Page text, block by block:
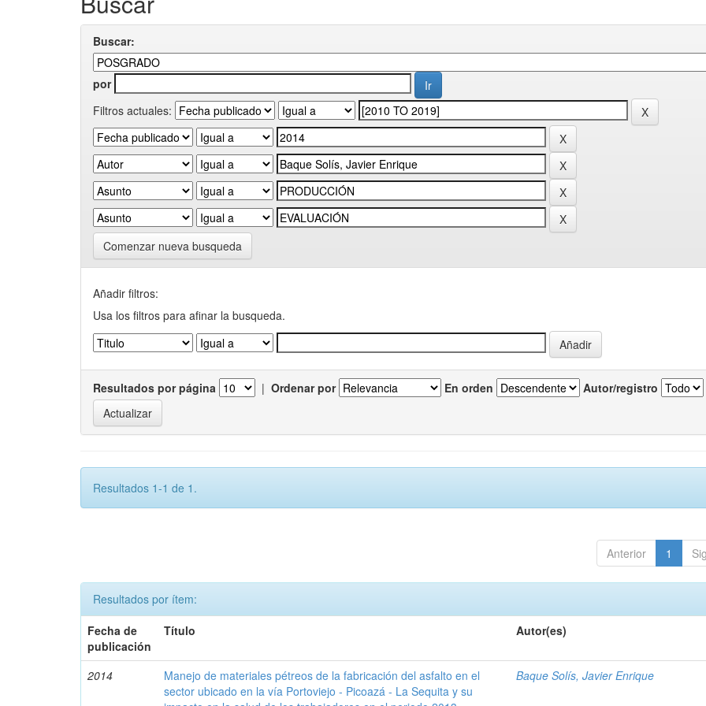
Buscar:
por
Filtros actuales:
Comenzar nueva busqueda
Añadir filtros:
Usa los filtros para afinar la busqueda.
Resultados por página | Ordenar por En orden Autor/registro
Resultados 1-1 de 1.
Anterior 1
Resultados por ítem:
Fecha de
publicación
Título Autor(es)
2014
Manejo de materiales pétreos de la fabricación del asfalto en el
sector ubicado en la vía Portoviejo - Picoazá - La Sequita y su
Baque Solís, Javier Enrique